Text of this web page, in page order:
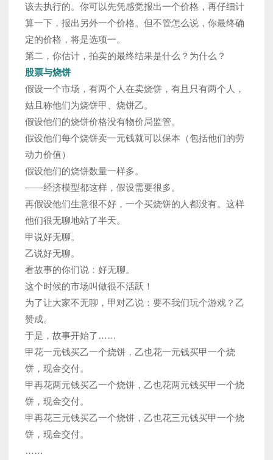
该去执行的。你可以先凭感觉报出一个价格，再仔细计
算一下，报出另外一个价格。但不管怎么说，你最终确
定的价格，将是选项一。
第二，你估计，拍卖的最终结果是什么？为什么？
股票与烧饼
假设一个市场，有两个人在卖烧饼，有且只有两个人，
姑且称他们为烧饼甲、烧饼乙。
假设他们的烧饼价格没有物价局监管。
假设他们每个烧饼卖一元钱就可以保本（包括他们的劳
动力价值）
假设他们的烧饼数量一样多。
——经济模型都这样，假设需要很多。
再假设他们生意很不好，一个买烧饼的人都没有。这样
他们很无聊地站了半天。
甲说好无聊。
乙说好无聊。
看故事的你们说：好无聊。
这个时候的市场叫做很不活跃！
为了让大家不无聊，甲对乙说：要不我们玩个游戏？乙
赞成。
于是，故事开始了……
甲花一元钱买乙一个烧饼，乙也花一元钱买甲一个烧
饼，现金交付。
甲再花两元钱买乙一个烧饼，乙也花两元钱买甲一个烧
饼，现金交付。
甲再花三元钱买乙一个烧饼，乙也花三元钱买甲一个烧
饼，现金交付。
……